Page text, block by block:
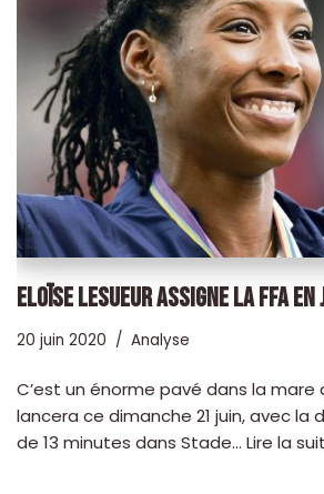
ELOÏSE LESUEUR ASSIGNE LA FFA EN
20 juin 2020 Analyse
C’est un énorme pavé dans la mare
lancera ce dimanche 21 juin, avec la
de 13 minutes dans Stade… Lire la